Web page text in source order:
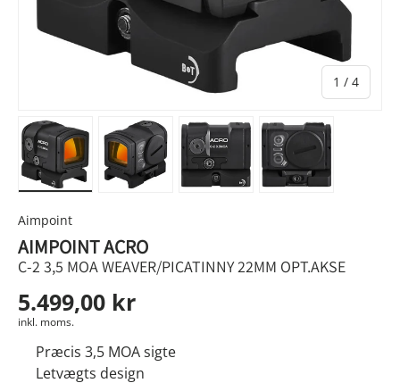
1 / af
4
Aimpoint
AIMPOINT ACRO
C-2 3,5 MOA WEAVER/PICATINNY 22MM OPT.AKSE
5.499,00 kr
inkl. moms.
Præcis 3,5 MOA sigte
Letvægts design